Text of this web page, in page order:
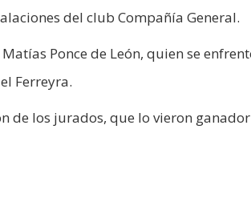
del club Compañía General.
Ponce de León, quien se
Ferreyra.
de los jurados, que lo vieron